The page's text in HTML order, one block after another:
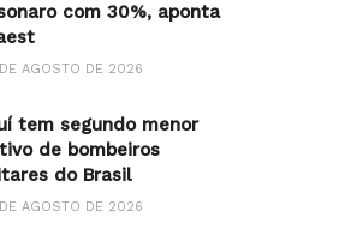
com 30%, aponta
AGOSTO DE 2026
tem segundo menor
de bombeiros
do Brasil
AGOSTO DE 2026